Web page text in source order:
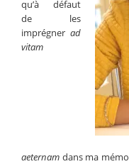
qu’à défaut
de les
imprégner ad
vitam
aeternam dans ma